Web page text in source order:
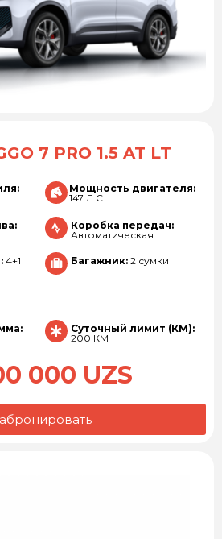
7 PRO 1.5 AT LT
Мощность двигателя:
147 Л.С
Коробка передач:
Автоматическая
4+1 Багажник: 2 сумки
Суточный лимит (КМ):
200 КМ
000 UZS